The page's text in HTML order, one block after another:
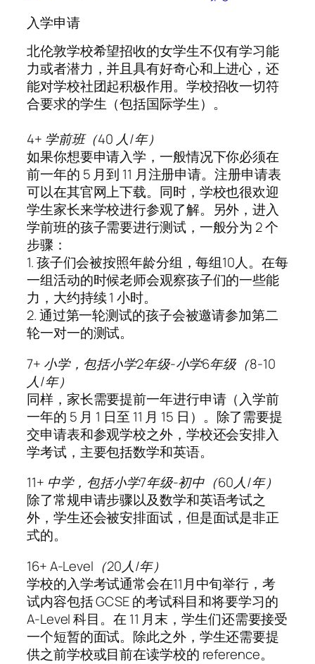
入学申请
北伦敦学校希望招收的女学生不仅有学习能
力或者潜力，并且具有好奇心和上进心，还
能对学校社团起积极作用。学校招收一切符
合要求的学生（包括国际学生）。
4+ 学前班（40 人/年）
如果你想要申请入学，一般情况下你必须在
前一年的 5 月到 11 月注册申请。注册申请表
可以在其官网上下载。同时，学校也很欢迎
学生家长来学校进行参观了解。另外，进入
学前班的孩子需要进行测试，一般分为 2 个
步骤：
1. 孩子们会被按照年龄分组，每组10人。在每
一组活动的时候老师会观察孩子们的一些能
力，大约持续 1 小时。
2. 通过第一轮测试的孩子会被邀请参加第二
轮一对一的测试。
7+ 小学，包括小学2年级-小学6年级（8-10
人/年）
同样，家长需要提前一年进行申请（入学前
一年的 5 月 1 日至 11 月 15 日）。除了需要提
交申请表和参观学校之外，学校还会安排入
学考试，主要包括数学和英语。
11+ 中学，包括小学7年级-初中（60人/年）
除了常规申请步骤以及数学和英语考试之
外，学生还会被安排面试，但是面试是非正
式的。
16+ A-Level（20人/年）
学校的入学考试通常会在11月中旬举行，考
试内容包括 GCSE 的考试科目和将要学习的
A-Level 科目。在 11 月末，学生们还需要接受
一个短暂的面试。除此之外，学生还需要提
供之前学校或目前在读学校的 reference。